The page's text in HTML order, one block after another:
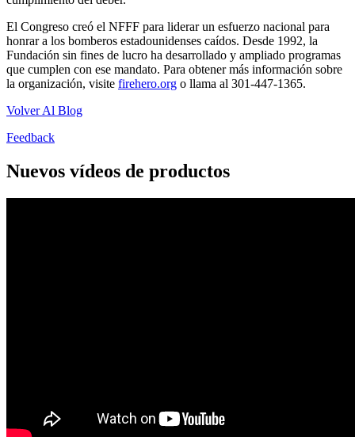
El Congreso creó el NFFF para liderar un esfuerzo nacional para
honrar a los bomberos estadounidenses caídos. Desde 1992, la
Fundación sin fines de lucro ha desarrollado y ampliado programas
que cumplen con ese mandato. Para obtener más información sobre
la organización, visite firehero.org o llama al 301-447-1365.
Volver Al Blog
Feedback
Nuevos vídeos de productos